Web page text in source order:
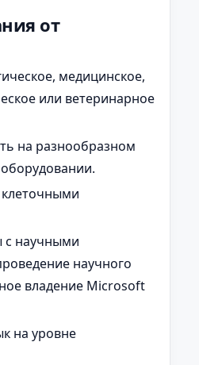
от
медицинское,
или ветеринарное
на разнообразном
с научными
научного
владение Microsoft
на уровне